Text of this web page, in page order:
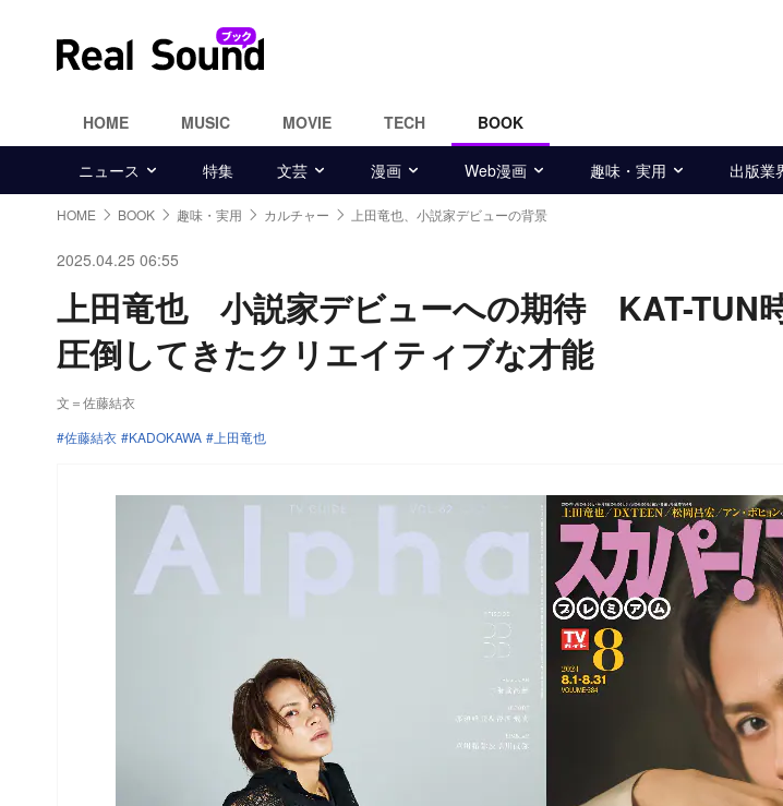
HOME MUSIC MOVIE TECH BOOK
ニュース 特集 文芸 漫画 Web漫画 趣味・実用 出版業
HOME BOOK 趣味・実用 カルチャー 上田竜也、小説家デビューの背景
2025.04.25 06:55
上田竜也 小説家デビューへの期待 KAT-TUN
圧倒してきたクリエイティブな才能
文＝佐藤結衣
佐藤結衣
KADOKAWA 上田竜也